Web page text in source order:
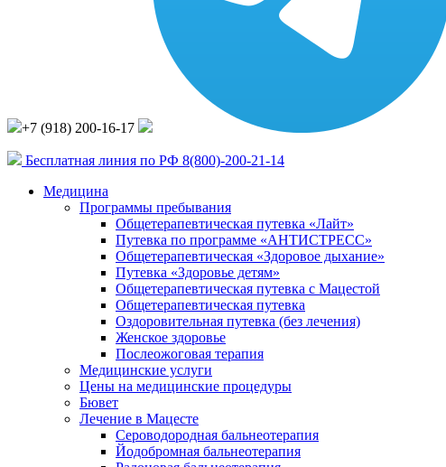
+7 (918) 200-16-17
Бесплатная линия по РФ 8(800)-200-21-14
Медицина
Программы пребывания
Общетерапевтическая путевка «Лайт»
Путевка по программе «АНТИСТРЕСС»
Общетерапевтическая «Здоровое дыхание»
Путевка «Здоровье детям»
Общетерапевтическая путевка с Мацестой
Общетерапевтическая путевка
Оздоровительная путевка (без лечения)
Женское здоровье
Послеожоговая терапия
Медицинские услуги
Цены на медицинские процедуры
Бювет
Лечение в Мацесте
Сероводородная бальнеотерапия
Йодобромная бальнеотерапия